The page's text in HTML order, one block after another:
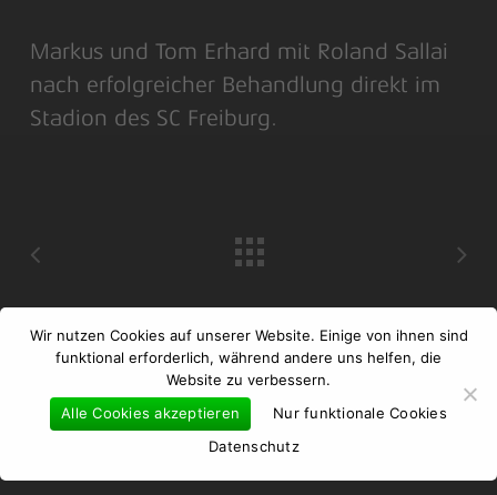
Markus und Tom Erhard mit Roland Sallai
nach erfolgreicher Behandlung direkt im
Stadion des SC Freiburg.
Wir nutzen Cookies auf unserer Website. Einige von ihnen sind
funktional erforderlich, während andere uns helfen, die
Website zu verbessern.
Alle Cookies akzeptieren
Nur funktionale Cookies
Datenschutz